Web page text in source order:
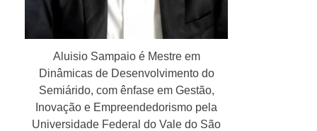
Aluisio Sampaio é Mestre em
Dinâmicas de Desenvolvimento do
Semiárido, com ênfase em Gestão,
Inovação e Empreendedorismo pela
Universidade Federal do Vale do São